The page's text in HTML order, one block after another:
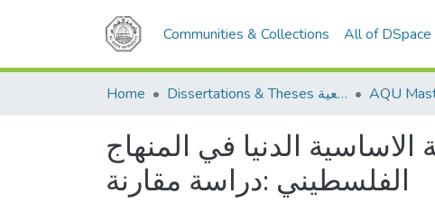
Communities & Collections All of DSpace
Home Dissertations & Theses الرسائل الجامعية
الدنيا في المنهاج
الفلسطيني :دراسة مقارنة